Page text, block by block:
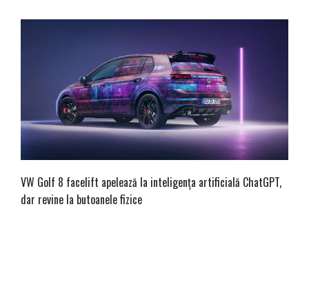
VW Golf 8 facelift apelează la inteligența artificială ChatGPT,
dar revine la butoanele fizice